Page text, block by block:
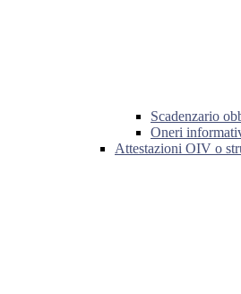
Scadenzario
Oneri
Attestazioni OIV o